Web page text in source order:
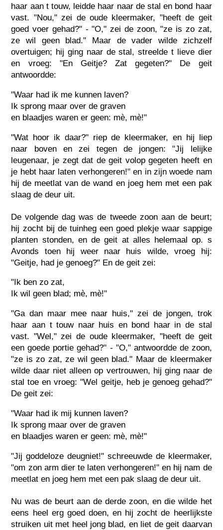
haar aan t touw, leidde haar naar de stal en bond haar
vast. "Nou," zei de oude kleermaker, "heeft de geit
goed voer gehad?" - "O," zei de zoon, "ze is zo zat,
ze wil geen blad." Maar de vader wilde zichzelf
overtuigen; hij ging naar de stal, streelde t lieve dier
en vroeg: "En Geitje? Zat gegeten?" De geit
antwoordde:
"Waar had ik me kunnen laven?
Ik sprong maar over de graven
en blaadjes waren er geen: mè, mè!"
"Wat hoor ik daar?" riep de kleermaker, en hij liep
naar boven en zei tegen de jongen: "Jij lelijke
leugenaar, je zegt dat de geit volop gegeten heeft en
je hebt haar laten verhongeren!" en in zijn woede nam
hij de meetlat van de wand en joeg hem met een pak
slaag de deur uit.
De volgende dag was de tweede zoon aan de beurt;
hij zocht bij de tuinheg een goed plekje waar sappige
planten stonden, en de geit at alles helemaal op. s
Avonds toen hij weer naar huis wilde, vroeg hij:
"Geitje, had je genoeg?" En de geit zei:
"Ik ben zo zat,
Ik wil geen blad; mè, mè!"
"Ga dan maar mee naar huis," zei de jongen, trok
haar aan t touw naar huis en bond haar in de stal
vast. "Wel," zei de oude kleermaker, "heeft de geit
een goede portie gehad?" - "O," antwoordde de zoon,
"ze is zo zat, ze wil geen blad." Maar de kleermaker
wilde daar niet alleen op vertrouwen, hij ging naar de
stal toe en vroeg: "Wel geitje, heb je genoeg gehad?"
De geit zei:
"Waar had ik mij kunnen laven?
Ik sprong maar over de graven
en blaadjes waren er geen: mè, mè!"
"Jij goddeloze deugniet!" schreeuwde de kleermaker,
"om zon arm dier te laten verhongeren!" en hij nam de
meetlat en joeg hem met een pak slaag de deur uit.
Nu was de beurt aan de derde zoon, en die wilde het
eens heel erg goed doen, en hij zocht de heerlijkste
struiken uit met heel jong blad, en liet de geit daarvan